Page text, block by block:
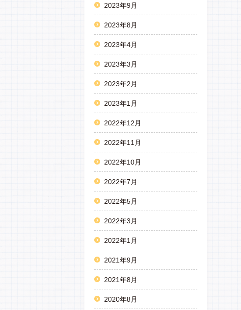
2023年9月
2023年8月
2023年4月
2023年3月
2023年2月
2023年1月
2022年12月
2022年11月
2022年10月
2022年7月
2022年5月
2022年3月
2022年1月
2021年9月
2021年8月
2020年8月